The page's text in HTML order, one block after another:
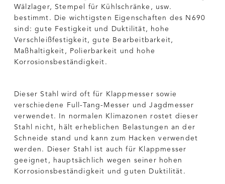
Wälzlager, Stempel für Kühlschränke, usw.
bestimmt. Die wichtigsten Eigenschaften des N690
sind: gute Festigkeit und Duktilität, hohe
Verschleißfestigkeit, gute Bearbeitbarkeit,
Maßhaltigkeit, Polierbarkeit und hohe
Korrosionsbeständigkeit.
Dieser Stahl wird oft für Klappmesser sowie
verschiedene Full-Tang-Messer und Jagdmesser
verwendet. In normalen Klimazonen rostet dieser
Stahl nicht, hält erheblichen Belastungen an der
Schneide stand und kann zum Hacken verwendet
werden. Dieser Stahl ist auch für Klappmesser
geeignet, hauptsächlich wegen seiner hohen
Korrosionsbeständigkeit und guten Duktilität.